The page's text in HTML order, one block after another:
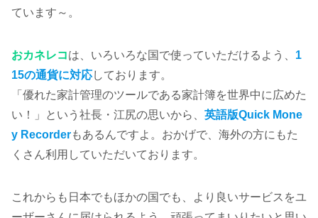
ています～。
おカネレコは、いろいろな国で使っていただけるよう、 1
15の通貨に対応しております。
「優れた家計管理のツールである家計簿を世界中に広めた
い！」という社長・江尻の思いから、 英語版Quick Mone
y Recorderもあるんですよ。おかげで、海外の方にもた
くさん利用していただいております。
これからも日本でもほかの国でも、より良いサービスをユ